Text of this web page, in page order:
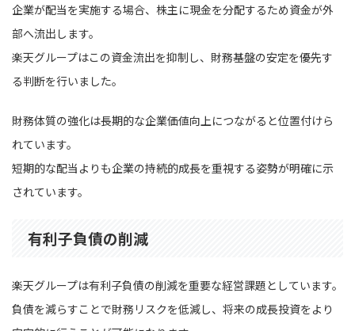
企業が配当を実施する場合、株主に現金を分配するため資金が外
部へ流出します。
楽天グループはこの資金流出を抑制し、財務基盤の安定を優先す
る判断を行いました。
財務体質の強化は長期的な企業価値向上につながると位置付けら
れています。
短期的な配当よりも企業の持続的成長を重視する姿勢が明確に示
されています。
有利子負債の削減
楽天グループは有利子負債の削減を重要な経営課題としています。
負債を減らすことで財務リスクを低減し、将来の成長投資をより